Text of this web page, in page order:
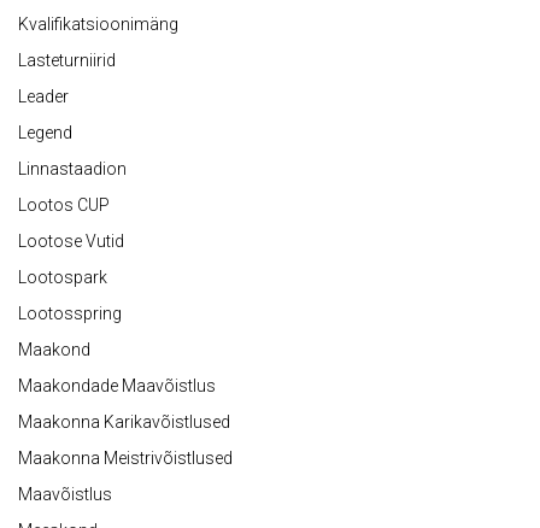
Kvalifikatsioonimäng
Lasteturniirid
Leader
Legend
Linnastaadion
Lootos CUP
Lootose Vutid
Lootospark
Lootosspring
Maakond
Maakondade Maavõistlus
Maakonna Karikavõistlused
Maakonna Meistrivõistlused
Maavõistlus